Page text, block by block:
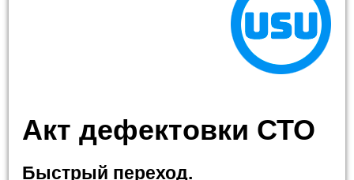
Акт дефектовки СТО
Быстрый переход.